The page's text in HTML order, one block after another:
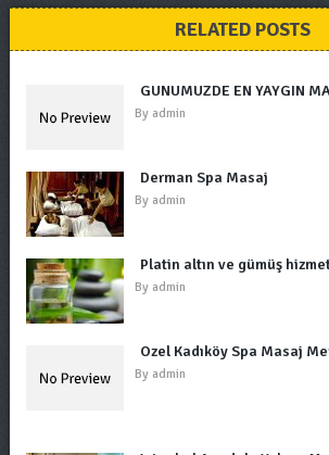
RELATED POSTS
GÜNÜMÜZDE EN YAYGIN
By admin
Derman Spa Masaj
By admin
Platin altın ve gümüş
By admin
Özel Kadıköy Spa Masaj
By admin